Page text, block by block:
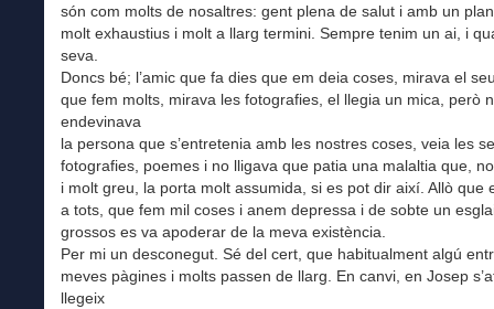
són com molts de nosaltres: gent plena de salut i amb un
molt exhaustius i molt a llarg termini. Sempre tenim un ai, i
seva.
Doncs bé; l’amic que fa dies que em deia coses, mirava el
que fem molts, mirava les fotografies, el llegia un mica, però
endevinava
la persona que s’entretenia amb les nostres coses, veia les
fotografies, poemes i no lligava que patia una malaltia que,
i molt greu, la porta molt assumida, si es pot dir així. Allò que
a tots, que fem mil coses i anem depressa i de sobte un
grossos es va apoderar de la meva existència.
Per mi un desconegut. Sé del cert, que habitualment algú
meves pàgines i molts passen de llarg. En canvi, en Josep
llegeix